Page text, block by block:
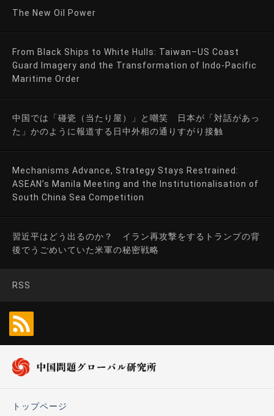
The New Oil Power
From Black Ships to White Hulls: Taiwan–US Coast
Guard Imagery and the Transformation of Indo-Pacific
Maritime Order
中国では「碰瓷（当たり屋）」と嘲笑 日本が「対話があっ
た」かのように報道する日中外相の通りすがり接触
Mechanisms Advance, Strategy Stays Restrained:
ASEAN’s Manila Meeting and the Institutionalisation of
South China Sea Competition
習近平はどう出るのか？ イラン再攻撃をするトランプの背
後でうごめいていた米軍の秘密戦略
RSS
トップページ